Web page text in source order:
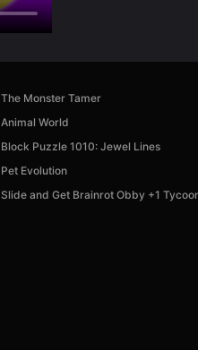
The Monster Tamer
Animal World
Block Puzzle 1010: Jewel Lines
Pet Evolution
Slide and Get Brainrot Obby +1